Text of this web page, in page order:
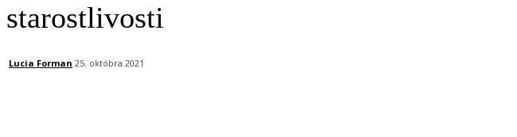
starostlivosti
Lucia Forman 25. októbra 2021